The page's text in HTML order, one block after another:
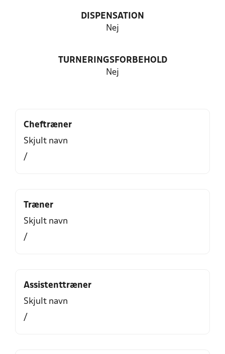
DISPENSATION
Nej
TURNERINGSFORBEHOLD
Nej
Cheftræner
Skjult navn
/
Træner
Skjult navn
/
Assistenttræner
Skjult navn
/